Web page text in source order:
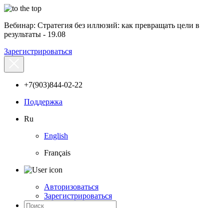
Вебинар: Стратегия без иллюзий: как превращать цели в
результаты - 19.08
Зарегистрироваться
+7(903)844-02-22
Поддержка
Ru
English
Français
Авторизоваться
Зарегистрироваться